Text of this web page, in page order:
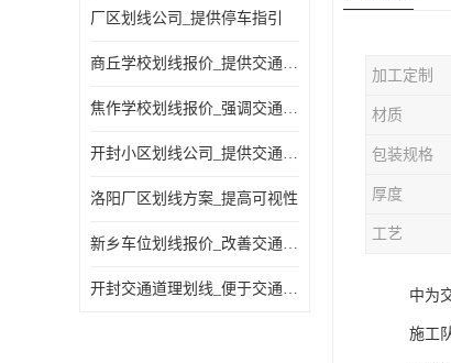
厂区划线公司_提供停车指引
商丘学校划线报价_提供交通信息
焦作学校划线报价_强调交通规则
开封小区划线公司_提供交通信息
洛阳厂区划线方案_提高可视性
新乡车位划线报价_改善交通效率
开封交通道理划线_便于交通管理
加工定制
材质
包装规格
厚度
工艺
中为
施工